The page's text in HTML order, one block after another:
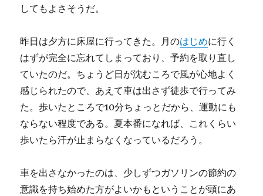
してもよさそうだ。
昨日は夕方に床屋に行ってきた。月のはじめに行く
はずが完全に忘れてしまっており、予約を取り直し
ていたのだ。ちょうど日が沈むころで風が心地よく
感じられたので、あえて車は出さず徒歩で行ってみ
た。歩いたところで10分ちょっとだから、運動にも
ならない程度である。夏本番になれば、これくらい
歩いたら汗が止まらなくなっているだろう。
車を出さなかったのは、少しずつガソリンの節約の
意識を持ち始めた方がよいかもということが頭にあ